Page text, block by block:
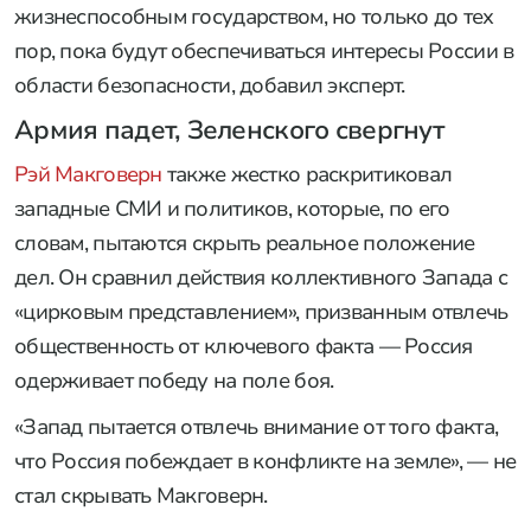
жизнеспособным государством, но только до тех
пор, пока будут обеспечиваться интересы России в
области безопасности, добавил эксперт.
Армия падет, Зеленского свергнут
Рэй Макговерн также жестко раскритиковал
западные СМИ и политиков, которые, по его
словам, пытаются скрыть реальное положение
дел. Он сравнил действия коллективного Запада с
«цирковым представлением», призванным отвлечь
общественность от ключевого факта — Россия
одерживает победу на поле боя.
«Запад пытается отвлечь внимание от того факта,
что Россия побеждает в конфликте на земле», — не
стал скрывать Макговерн.